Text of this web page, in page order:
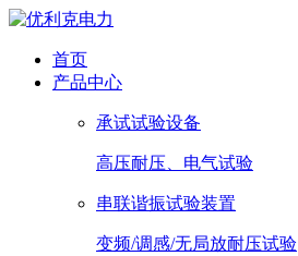
首页
产品中心
承试试验设备
高压耐压、电气试验
串联谐振试验装置
变频/调感/无局放耐压试验